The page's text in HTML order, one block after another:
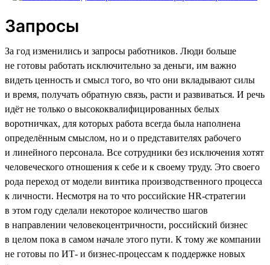
Запросы
За год изменились и запросы работников. Люди больше
не готовы работать исключительно за деньги, им важно
видеть ценность и смысл того, во что они вкладывают силы
и время, получать обратную связь, расти и развиваться. И речь
идёт не только о высококвалифицированных белых
воротничках, для которых работа всегда была наполнена
определённым смыслом, но и о представителях рабочего
и линейного персонала. Все сотрудники без исключения хотят
человеческого отношения к себе и к своему труду. Это своего
рода переход от модели винтика производственного процесса
к личности. Несмотря на то что российские HR-стратегии
в этом году сделали некоторое количество шагов
в направлении человекоцентричности, российский бизнес
в целом пока в самом начале этого пути. К тому же компании
не готовы по ИТ- и бизнес-процессам к поддержке новых